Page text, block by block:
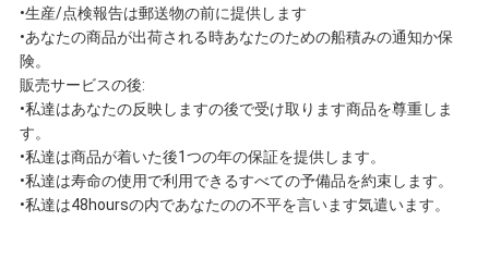
•生産/点検報告は郵送物の前に提供します
•あなたの商品が出荷される時あなたのための船積みの通知か保
険。
販売サービスの後:
•私達はあなたの反映しますの後で受け取ります商品を尊重しま
す。
•私達は商品が着いた後1つの年の保証を提供します。
•私達は寿命の使用で利用できるすべての予備品を約束します。
•私達は48hoursの内であなたのの不平を言います気遣います。